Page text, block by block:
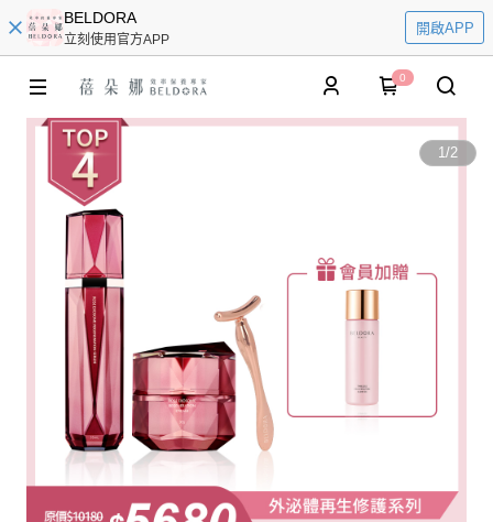
BELDORA
立刻使用官方APP
開啟APP
0
1/2